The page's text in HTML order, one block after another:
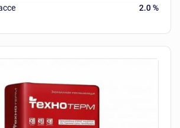
2.0 %